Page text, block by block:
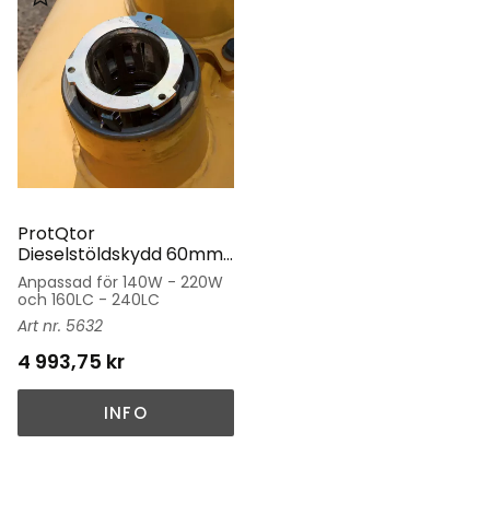
ProtQtor
Dieselstöldskydd 60mm
Atlas
Anpassad för 140W - 220W
och 160LC - 240LC
5632
4 993,75 kr
Lägg till i favoriter
INFO